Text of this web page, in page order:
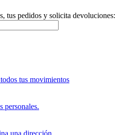
tus pedidos y solicita devoluciones:
tus movimientos
personales.
una dirección